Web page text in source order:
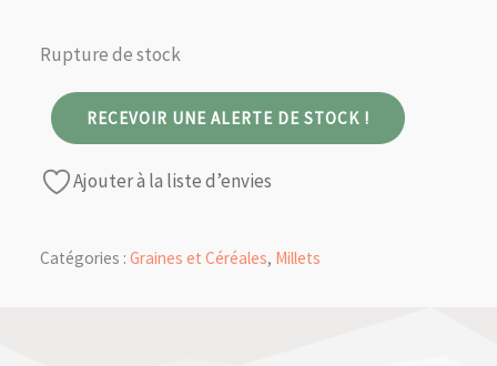
Rupture de stock
RECEVOIR UNE ALERTE DE STOCK !
Ajouter à la liste d’envies
Catégories : Graines et Céréales, Millets